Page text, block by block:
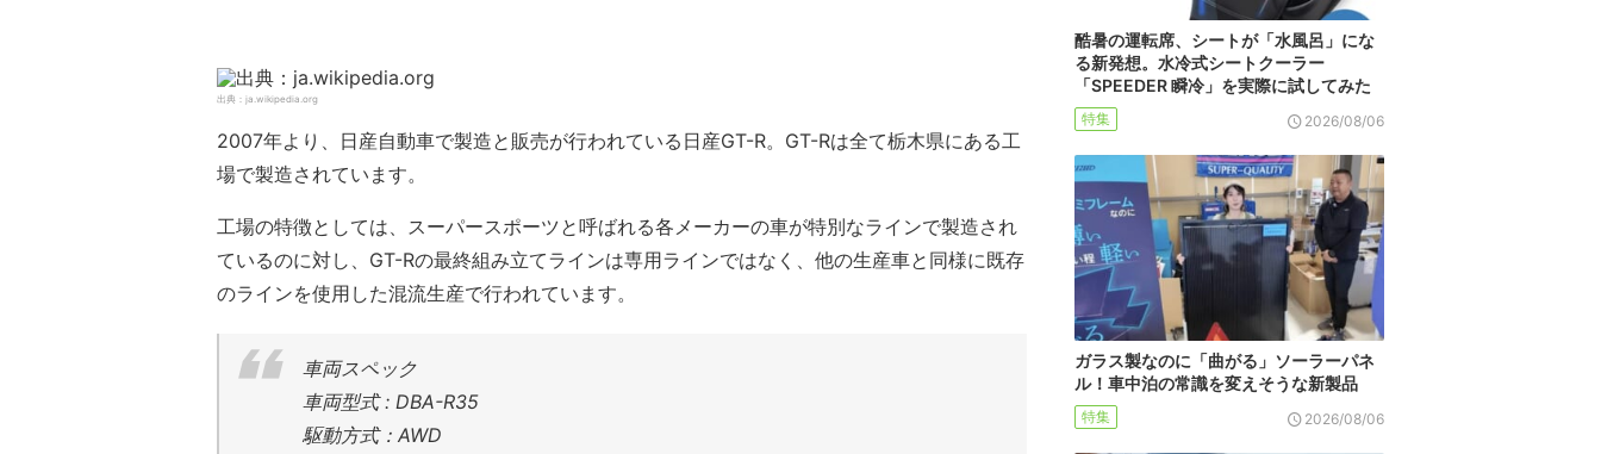
出典：ja.wikipedia.org
2007年より、日産自動車で製造と販売が行われている日産GT-R。GT-Rは全て栃木県にある工
場で製造されています。
工場の特徴としては、スーパースポーツと呼ばれる各メーカーの車が特別なラインで製造され
ているのに対し、GT-Rの最終組み立てラインは専用ラインではなく、他の生産車と同様に既存
のラインを使用した混流生産で行われています。
車両スペック
車両型式 : DBA-R35
駆動方式：AWD
酷暑の運転席、シートが「水風呂」にな
る新発想。水冷式シートクーラー
「SPEEDER 瞬冷」を実際に試してみた
特集 2026/08/06
ガラス製なのに「曲がる」ソーラーパネ
ル！車中泊の常識を変えそうな新製品
特集 2026/08/06